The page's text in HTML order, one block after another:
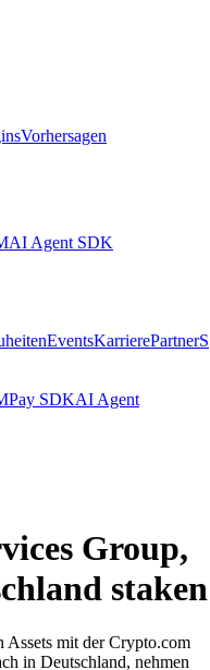
Vorhersagen
AI Agent SDK
EventsKarrierePartnerS
Pay SDKAI Agent
Group,
staken
Assets mit der Crypto.com
in Deutschland, nehmen